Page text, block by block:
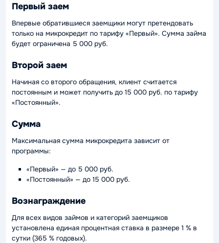
Первый заем
Впервые обратившиеся заемщики могут претендовать
только на микрокредит по тарифу «Первый». Сумма займа
будет ограничена 5 000 руб.
Второй заем
Начиная со второго обращения, клиент считается
постоянным и может получить до 15 000 руб. по тарифу
«Постоянный».
Сумма
Максимальная сумма микрокредита зависит от
программы:
«Первый» — до 5 000 руб.
«Постоянный» — до 15 000 руб.
Вознаграждение
Для всех видов займов и категорий заемщиков
установлена единая процентная ставка в размере 1 % в
сутки (365 % годовых).